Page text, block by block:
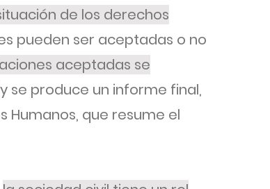
de los derechos
pueden ser aceptadas o no
aceptadas se
y se produce un informe final,
Humanos, que resume el